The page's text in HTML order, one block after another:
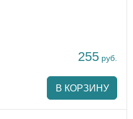
255 руб.
В КОРЗИНУ